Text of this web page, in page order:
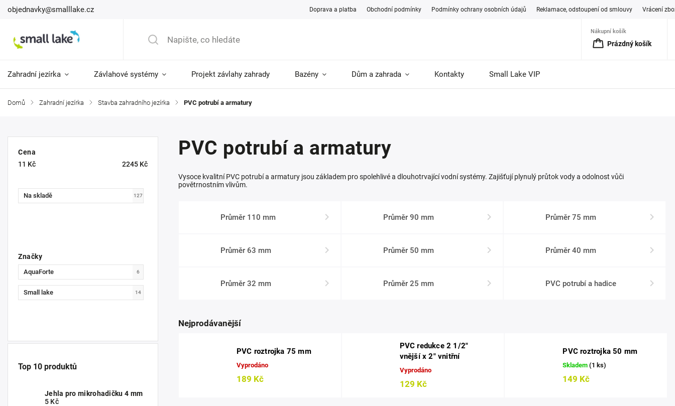
objednavky@smalllake.cz Doprava a platba Obchodní podmínky Podmínky ochrany osobních údajů Reklamace, odstoupení od smlouvy Vrácení
Nákupní košík
Prázdný košík
Zahradní jezírka Závlahové systémy Projekt závlahy zahrady Bazény Dům a zahrada Kontakty Small Lake VIP
Domů / Zahradní jezírka / Stavba zahradního jezírka / PVC potrubí a armatury
Cena
11 Kč 2245 Kč
Na skladě 127
Značky
AquaForte 6
Small lake 14
Top 10 produktů
Jehla pro mikrohadičku 4 mm
5 Kč
PVC potrubí a armatury
Vysoce kvalitní PVC potrubí a armatury jsou základem pro spolehlivé a dlouhotrvající vodní systémy. Zajišťují plynulý průtok vody a odolnost vůči
povětrnostním vlivům.
Průměr 110 mm Průměr 90 mm Průměr 75 mm
Průměr 63 mm Průměr 50 mm Průměr 40 mm
Průměr 32 mm Průměr 25 mm PVC potrubí a hadice
Nejprodávanější
PVC roztrojka 75 mm
Vyprodáno
189 Kč
PVC redukce 2 1/2"
vnější x 2" vnitřní
Vyprodáno
129 Kč
PVC roztrojka 50 mm
Skladem(1 ks)
149 Kč